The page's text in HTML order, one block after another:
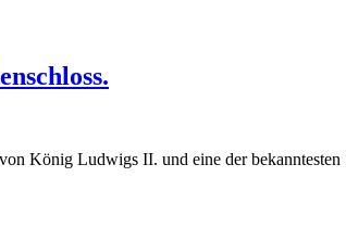
König Ludwigs II. und eine der